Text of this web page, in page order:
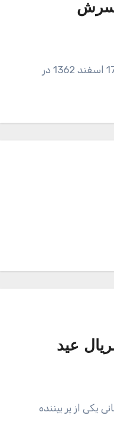
بیوگرافی علی اوجی بازیگر و تهیه کننده نام :علی نام خانوادگی :اوجی تاریخ و محل تولد :17 اسفند 1362 در
خ ساخته سعید آقاخانی یکی از پر بیننده